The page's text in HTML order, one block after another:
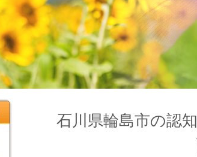
石川県輪島市の認